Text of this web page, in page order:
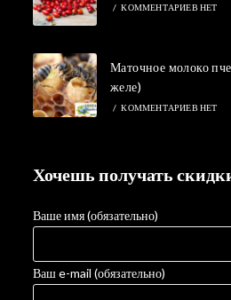
/ КОММЕНТАРИЕВ НЕТ
Маточное молоко
желе)
/ КОММЕНТАРИЕВ НЕТ
Хочешь получать
Ваше имя (обязательно)
Ваш e-mail (обязательно)